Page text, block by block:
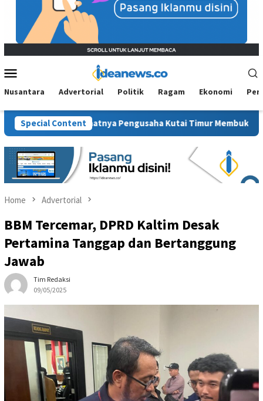
Menu
Nusantara Advertorial Politik Ragam Ekonomi
Special Content
Saatnya Pengusaha Kutai Timur Membuktikan Diri
Home Advertorial
BBM Tercemar, DPRD Kaltim Desak
Pertamina Tanggap dan Bertanggung
Jawab
Tim Redaksi
09/05/2025